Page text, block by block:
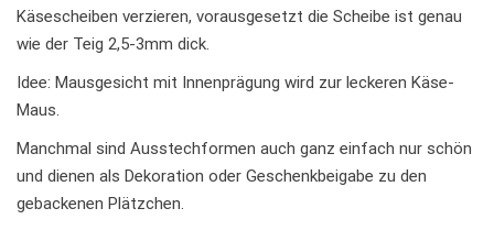
Käsescheiben verzieren, vorausgesetzt die Scheibe ist genau
wie der Teig 2,5-3mm dick.
Idee: Mausgesicht mit Innenprägung wird zur leckeren Käse-
Maus.
Manchmal sind Ausstechformen auch ganz einfach nur schön
und dienen als Dekoration oder Geschenkbeigabe zu den
gebackenen Plätzchen.